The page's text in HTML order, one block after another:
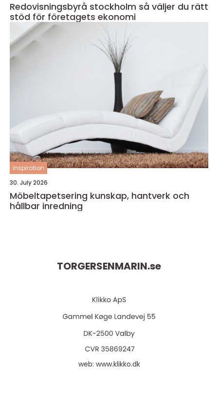
Redovisningsbyrå stockholm så väljer du rätt
stöd för företagets ekonomi
inspiration
30. July 2026
Möbeltapetsering kunskap, hantverk och
hållbar inredning
TORGERSENMARIN.se
web: www.klikko.dk